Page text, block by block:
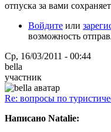
отпуска за вами
Войдите или
возможность
Ср, 16/03/2011 - 00:44
bella
участник
Re: вопросы по
Написано Natalie: